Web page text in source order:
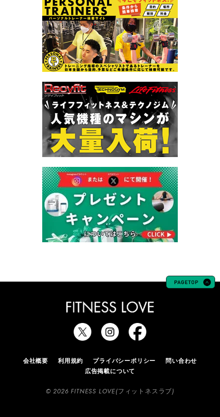
会社概要 利用規約 プライバシーポリシー
問い合わせ
広告掲載について
© 2026 FITNESS LOVE(フィットネスラブ)